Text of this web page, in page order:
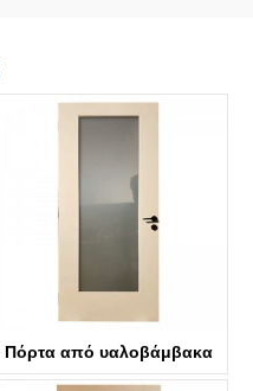
Πόρτα από υαλοβάμβακα